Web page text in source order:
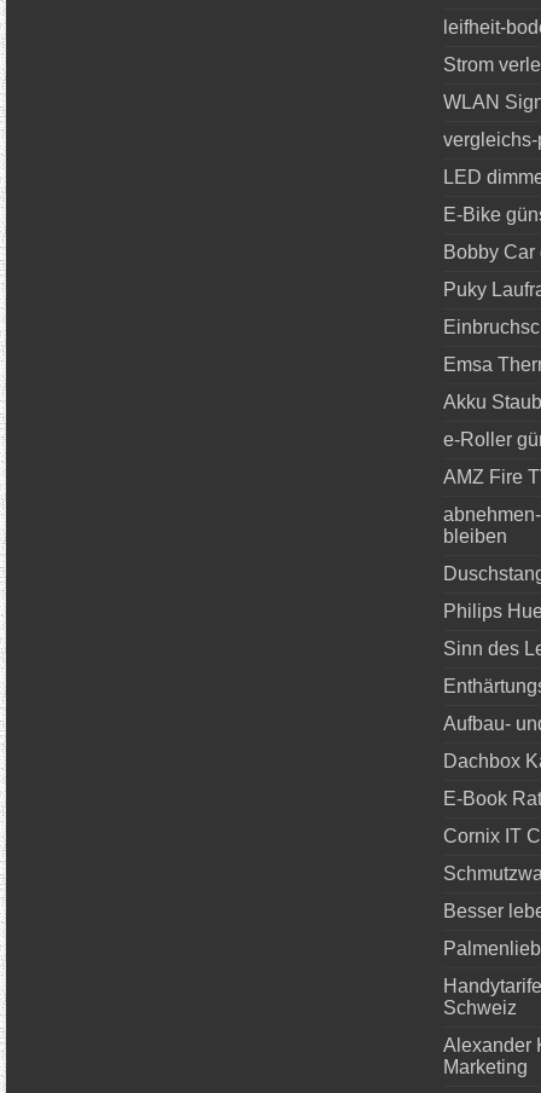
leifheit-
Strom
WLAN
LED
E-Bike
Bobby Car
Puky
Emsa
Akku
e-Roller
AMZ Fire
bleiben
Philips
Sinn des
Aufbau-
Dachbox
E-Book
Cornix IT
Besser
Schweiz
Alexander
Marketing